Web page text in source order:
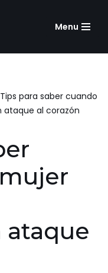
Menu
Tips para saber cuando
ataque al corazón